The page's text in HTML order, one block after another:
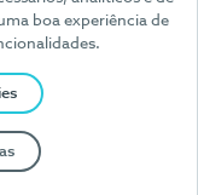
boa experiência de